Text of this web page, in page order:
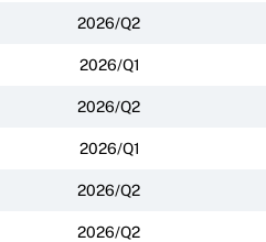
2026/Q2
2026/Q1
2026/Q2
2026/Q1
2026/Q2
2026/Q2